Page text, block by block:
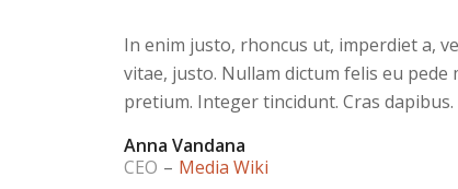
In enim justo, rhoncus ut, imperdiet a,
vitae, justo. Nullam dictum felis eu pede
pretium. Integer tincidunt. Cras dapibus.
Anna Vandana
CEO – Media Wiki